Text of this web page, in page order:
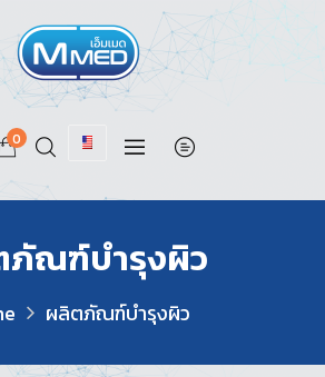
0
ภัณฑ์บำรุงผิว
ผลิตภัณฑ์บำรุงผิว